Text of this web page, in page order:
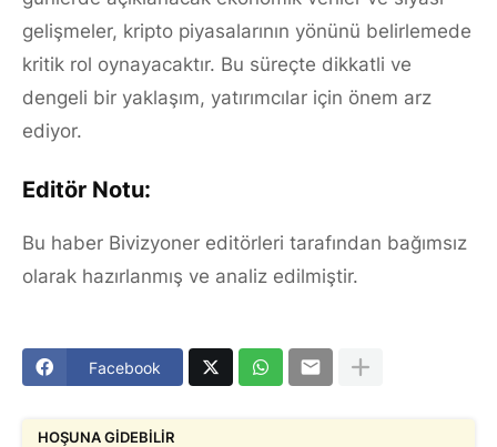
gelişmeler, kripto piyasalarının yönünü belirlemede
kritik rol oynayacaktır. Bu süreçte dikkatli ve
dengeli bir yaklaşım, yatırımcılar için önem arz
ediyor.
Editör Notu:
Bu haber Bivizyoner editörleri tarafından bağımsız
olarak hazırlanmış ve analiz edilmiştir.
Facebook
HOŞUNA GIDEBILIR